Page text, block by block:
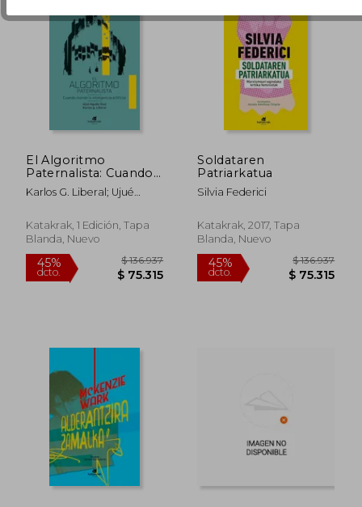
45% $ 171.404 45%
dcto.
$
El Algoritmo
Paternalista: Cuando
Mande la Inteligencia
Artificial
Karlos G. Liberal; Ujué
Katakrak, 1 Edición, Tapa
Blanda, Nuevo
Soldataren
Patriarkatua
Silvia Federici
Katakrak, 2017, Tapa
Blanda, Nuevo